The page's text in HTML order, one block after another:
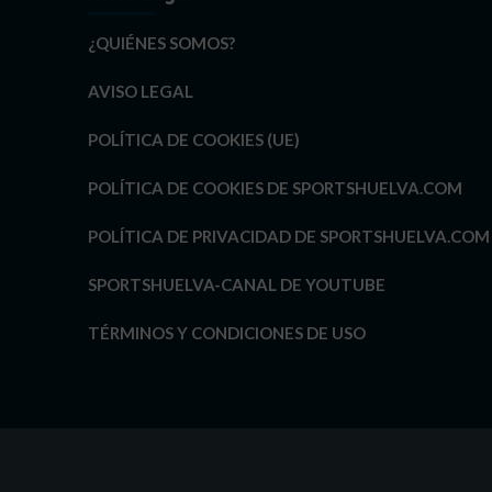
¿QUIÉNES SOMOS?
AVISO LEGAL
POLÍTICA DE COOKIES (UE)
POLÍTICA DE COOKIES DE SPORTSHUELVA.COM
POLÍTICA DE PRIVACIDAD DE SPORTSHUELVA.COM
SPORTSHUELVA-CANAL DE YOUTUBE
TÉRMINOS Y CONDICIONES DE USO